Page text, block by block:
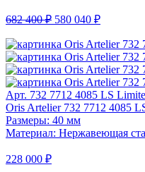
682 400 ₽ 580 040 ₽
Арт. 732 7712 4085 LS
Oris Artelier 732 7712 4085
Размеры: 40 мм
Материал: Нержавеющая
228 000 ₽